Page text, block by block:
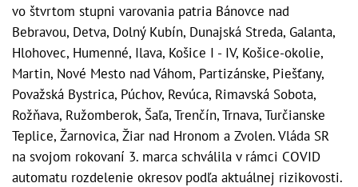
vo štvrtom stupni varovania patria Bánovce nad
Bebravou, Detva, Dolný Kubín, Dunajská Streda, Galanta,
Hlohovec, Humenné, Ilava, Košice I - IV, Košice-okolie,
Martin, Nové Mesto nad Váhom, Partizánske, Piešťany,
Považská Bystrica, Púchov, Revúca, Rimavská Sobota,
Rožňava, Ružomberok, Šaľa, Trenčín, Trnava, Turčianske
Teplice, Žarnovica, Žiar nad Hronom a Zvolen. Vláda SR
na svojom rokovaní 3. marca schválila v rámci COVID
automatu rozdelenie okresov podľa aktuálnej rizikovosti.